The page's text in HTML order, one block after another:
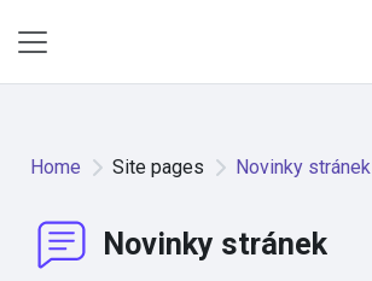
Home Site pages Novinky stránek
Novinky stránek